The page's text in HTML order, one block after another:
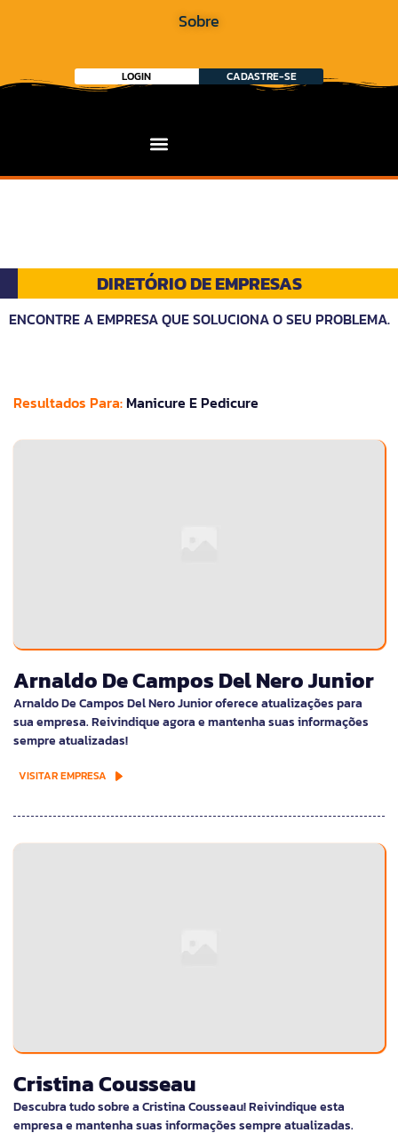
Sobre
LOGIN CADASTRE-SE
DIRETÓRIO DE EMPRESAS
ENCONTRE A EMPRESA QUE SOLUCIONA O SEU PROBLEMA.
Resultados Para: Manicure E Pedicure
Arnaldo De Campos Del Nero Junior
Arnaldo De Campos Del Nero Junior oferece atualizações para
sua empresa. Reivindique agora e mantenha suas informações
sempre atualizadas!
VISITAR EMPRESA
Cristina Cousseau
Descubra tudo sobre a Cristina Cousseau! Reivindique esta
empresa e mantenha suas informações sempre atualizadas.